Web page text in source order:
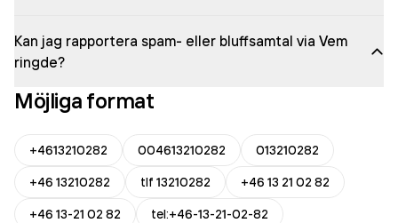
Kan jag rapportera spam- eller bluffsamtal via Vem
ringde?
Möjliga format
+4613210282 004613210282
013210282
+46 13210282
tlf 13210282
+46 13 21 02 82
+46 13-21 02 82
tel:+46-13-21-02-82